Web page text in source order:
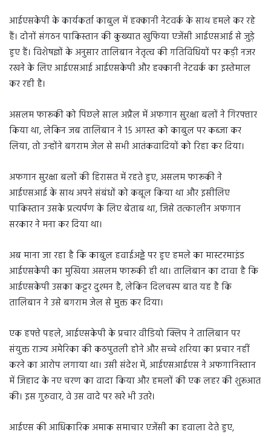
आईएसकेपी के कार्यकर्ता काबुल में हक्कानी नेटवर्क के साथ हमले कर रहे
हैं। दोनों संगठन पाकिस्तान की कुख्यात खुफिया एजेंसी आईएसआई से जुड़े
हुए हैं। विशेषज्ञों के अनुसार तालिबान नेतृत्व की गतिविधियों पर कड़ी नजर
रखने के लिए आईएसआई आईएसकेपी और हक्कानी नेटवर्क का इस्तेमाल
कर रही है।
असलम फारूकी को पिछले साल अप्रैल में अफगान सुरक्षा बलों ने गिरफ्तार
किया था, लेकिन जब तालिबान ने 15 अगस्त को काबुल पर कब्जा कर
लिया, तो उन्होंने बगराम जेल से सभी आतंकवादियों को रिहा कर दिया।
अफगान सुरक्षा बलों की हिरासत में रहते हुए, असलम फारूकी ने
आईएसआई के साथ अपने संबंधों को कबूल किया था और इसीलिए
पाकिस्तान उसके प्रत्यर्पण के लिए बेताब था, जिसे तत्कालीन अफगान
सरकार ने मना कर दिया था।
अब माना जा रहा है कि काबुल हवाईअड्डे पर हुए हमले का मास्टरमाइंड
आईएसकेपी का मुखिया असलम फारूकी ही था। तालिबान का दावा है कि
आईएसकेपी उसका कट्टर दुश्मन है, लेकिन दिलचस्प बात यह है कि
तालिबान ने उसे बगराम जेल से मुक्त कर दिया।
एक हफ्ते पहले, आईएसकेपी के प्रचार वीडियो क्लिप ने तालिबान पर
संयुक्त राज्य अमेरिका की कठपुतली होने और सच्चे शरिया का प्रचार नहीं
करने का आरोप लगाया था। उसी संदेश में, आईएसआईएस ने अफगानिस्तान
में जिहाद के नए चरण का वादा किया और हमलों की एक लहर की शुरूआत
की। इस गुरुवार, वे उस वादे पर खरे भी उतरे।
आईएस की आधिकारिक अमाक समाचार एजेंसी का हवाला देते हुए,